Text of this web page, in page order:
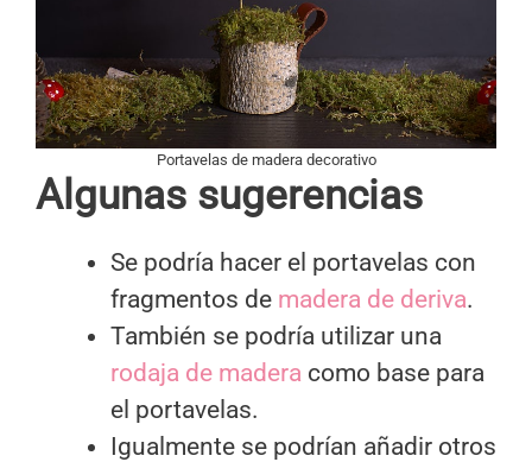
Portavelas de madera decorativo
Algunas sugerencias
Se podría hacer el portavelas con
fragmentos de madera de deriva.
También se podría utilizar una
rodaja de madera como base para
el portavelas.
Igualmente se podrían añadir otros